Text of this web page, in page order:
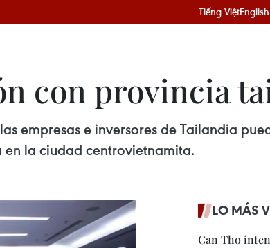
Tiếng ViệtEnglish
con provincia
empresas e inversores de Tailandia
la ciudad centrovietnamita.
LO MÁS
Can Tho